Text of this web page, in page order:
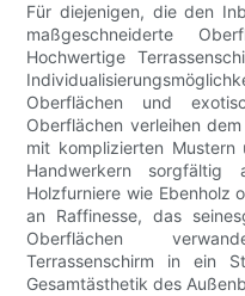
Für diejenigen, die den
maßgeschneiderte
Hochwertige
Oberflächen und
Oberflächen verleihen
mit komplizierten
Handwerkern sorgfältig
Holzfurniere wie Ebenholz
an Raffinesse, das
Oberflächen
Terrassenschirm in ein
Gesamtästhetik des